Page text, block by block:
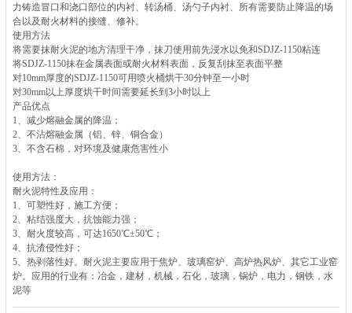
力铸造冒口和浇口部位的内衬、转汤桶、汤勺子内衬、所有需要防止降温的场
合以及耐火材料的接缝、修补。
使用方法
将需要抹耐火泥的地方清理干净，抹刀使用前先浸水以免和SDJZ-1150粘连
将SDJZ-1150抹在金属表面或耐火材料表面，反复刮抹至表面平整
对10mm厚度的SDJZ-1150可用喷火桶烘干30分钟至一小时
对30mm以上厚度烘干时间需要延长到3小时以上
产品优点
1、减少熔融金属的降温；
2、不沾熔融金属（铝、锌、铜合金）
3、不含石棉，对环境及健康危害性小
使用方法：
耐火泥特性及应用：
1、可塑性好，施工方便；
2、粘结强度大，抗蚀能力强；
3、耐火度较高，可达1650℃±50℃；
4、抗渣侵性好；
5、热剥落性好。耐火泥主要应用于焦炉、玻璃窑炉、高炉热风炉、其它工业窑
炉。应用的行业有：冶金，建材，机械，石化，玻璃，锅炉，电力，钢铁，水
泥等